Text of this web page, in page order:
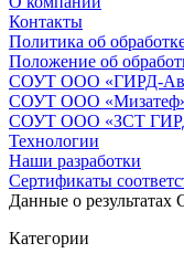
Контакты
Политика об
Положение об
СОУТ ООО «ГИРД-
СОУТ ООО
СОУТ ООО «ЗСТ
Технологии
Наши разработки
Сертификаты
Данные о
Категории